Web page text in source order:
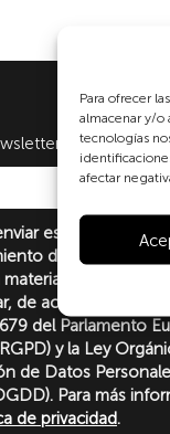
Para ofrecer
almacenar y/o
tecnologías
afectar
este formulario,
de sus datos
de
de acuerdo con lo
del Parlamento
y la Ley
de Datos
Para más
de privacidad.